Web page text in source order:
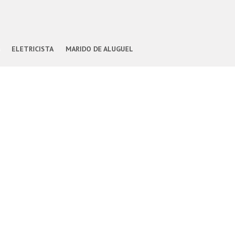
ELETRICISTA MARIDO DE ALUGUEL